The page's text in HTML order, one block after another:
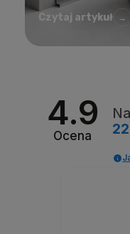
Czytaj artykuł →
4.9
Ocena